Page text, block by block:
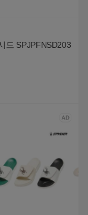
드 SPJPFNSD203